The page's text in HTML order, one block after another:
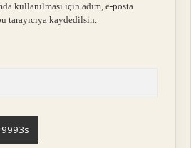
kullanılması için adım, e-posta
tarayıcıya kaydedilsin.